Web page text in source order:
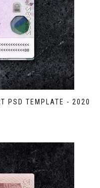
PSD TEMPLATE - 2020